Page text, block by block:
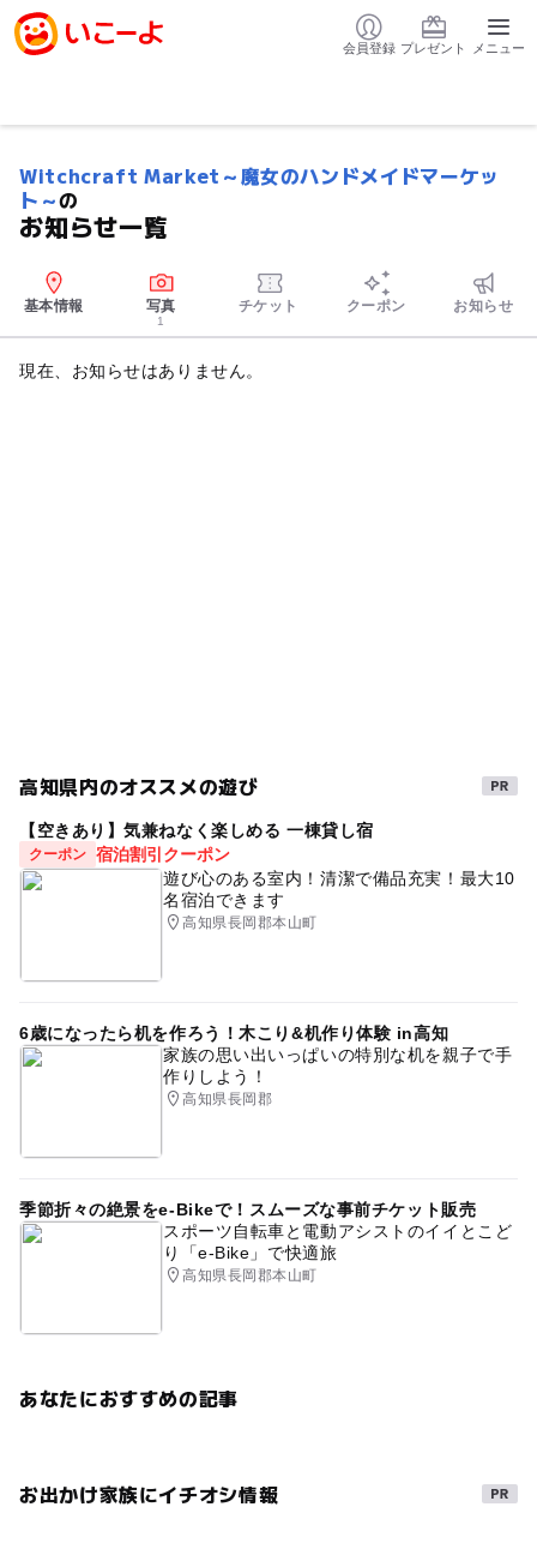
会員登録 プレゼント メニュー
Witchcraft Market～魔女のハンドメイドマーケッ
ト～の
お知らせ一覧
基本情報 写真
1
チケット クーポン お知らせ
現在、お知らせはありません。
高知県内のオススメの遊び
【空きあり】気兼ねなく楽しめる 一棟貸し宿
クーポン 宿泊割引クーポン
遊び心のある室内！清潔で備品充実！最大10
名宿泊できます
高知県長岡郡本山町
6歳になったら机を作ろう！木こり&机作り体験 in高知
家族の思い出いっぱいの特別な机を親子で手
作りしよう！
高知県長岡郡
季節折々の絶景をe-Bikeで！スムーズな事前チケット販売
スポーツ自転車と電動アシストのイイとこど
り「e-Bike」で快適旅
高知県長岡郡本山町
あなたにおすすめの記事
お出かけ家族にイチオシ情報